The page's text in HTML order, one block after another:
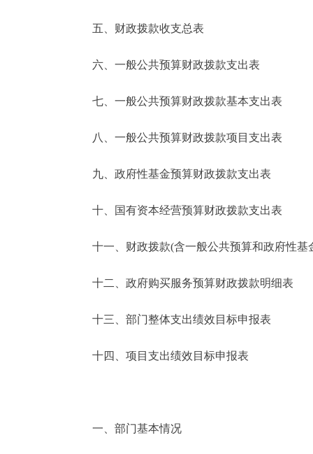
绿色北京
ENGLISH
五、财政拨款收支总表
六、一般公共预算财政拨款支出表
七、一般公共预算财政拨款基本支出表
八、一般公共预算财政拨款项目支出表
九、政府性基金预算财政拨款支出表
十、国有资本经营预算财政拨款支出表
十一、财政拨款(含一般公共预算和政府性基
十二、政府购买服务预算财政拨款明细表
十三、部门整体支出绩效目标申报表
十四、项目支出绩效目标申报表
一、部门基本情况